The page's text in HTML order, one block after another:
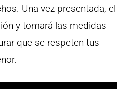
Una vez presentada, el
y tomará las medidas
que se respeten tus